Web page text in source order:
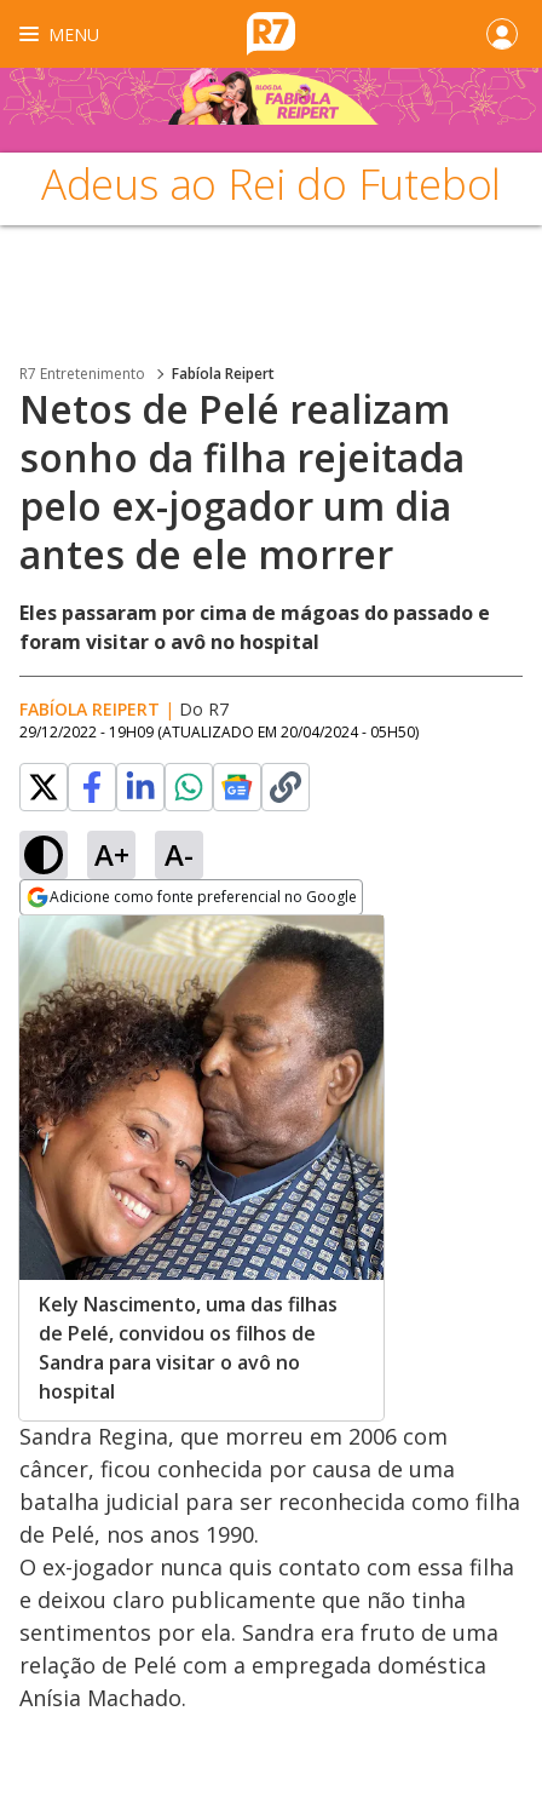
MENU
Adeus ao Rei do Futebol
R7 Entretenimento Fabíola Reipert
Netos de Pelé realizam
sonho da filha rejeitada
pelo ex-jogador um dia
antes de ele morrer
Eles passaram por cima de mágoas do passado e
foram visitar o avô no hospital
FABÍOLA REIPERT | Do R7
29/12/2022 - 19H09 (ATUALIZADO EM 20/04/2024 - 05H50)
A+ A-
Adicione como fonte preferencial no Google
Opens in new window
Kely Nascimento, uma das filhas
de Pelé, convidou os filhos de
Sandra para visitar o avô no
hospital
Sandra Regina, que morreu em 2006 com
câncer, ficou conhecida por causa de uma
batalha judicial para ser reconhecida como filha
de Pelé, nos anos 1990.
O ex-jogador nunca quis contato com essa filha
e deixou claro publicamente que não tinha
sentimentos por ela. Sandra era fruto de uma
relação de Pelé com a empregada doméstica
Anísia Machado.